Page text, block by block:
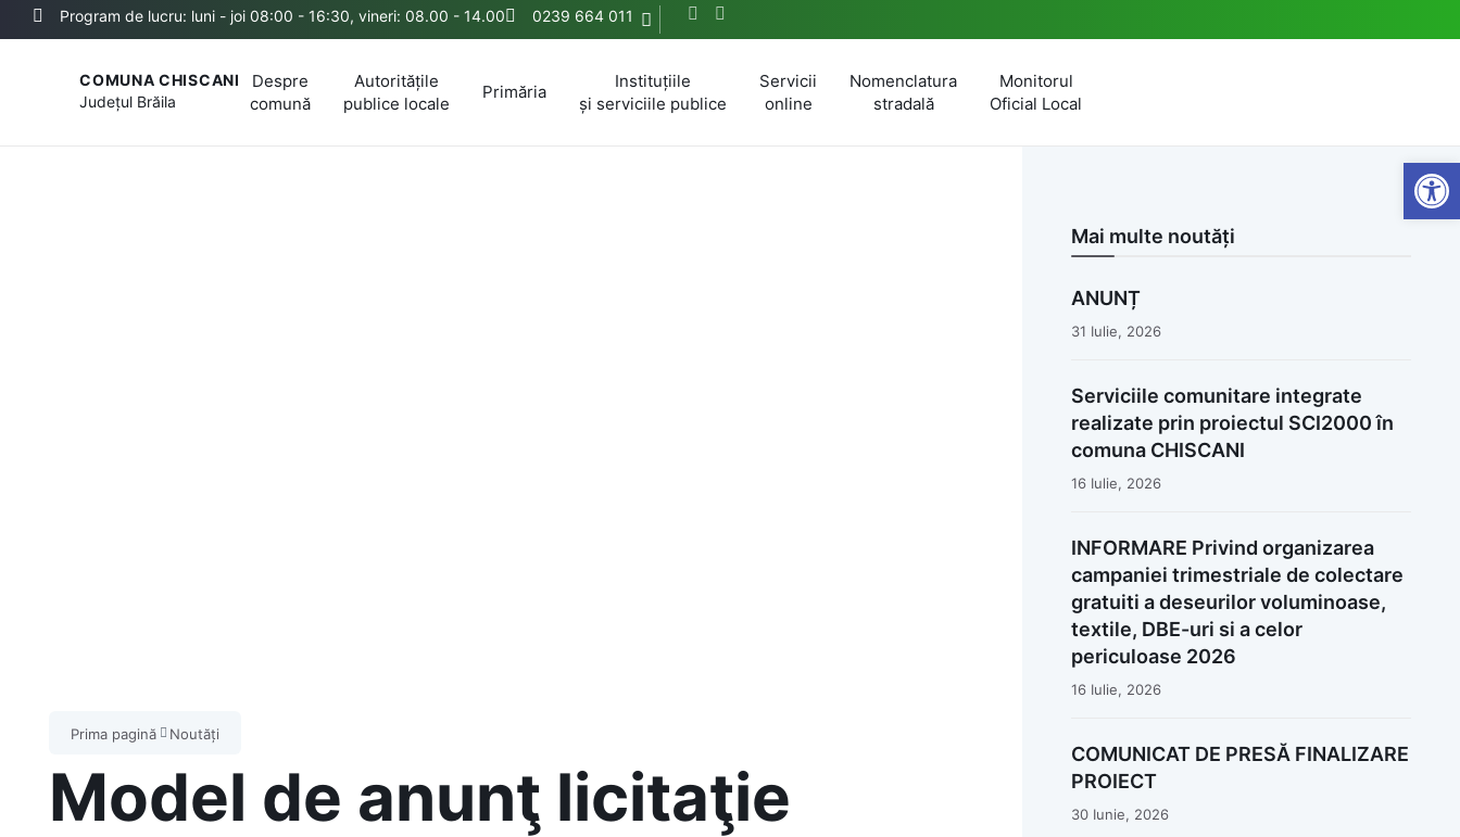
Program de lucru: luni - joi 08:00 - 16:30, vineri: 08.00 - 14.00 0239 664 011
COMUNA CHISCANI
Județul Brăila
Despre
comună
Autoritățile
publice locale
Primăria
Instituțiile
și serviciile publice
Servicii
online
Nomenclatura
stradală
Monitorul
Oficial Local
Prima pagină Noutăți
Model de anunţ licitaţie
Mai multe noutăți
ANUNȚ
31 Iulie, 2026
Serviciile comunitare integrate
realizate prin proiectul SCI2000 în
comuna CHISCANI
16 Iulie, 2026
INFORMARE Privind organizarea
campaniei trimestriale de colectare
gratuiti a deseurilor voluminoase,
textile, DBE-uri si a celor
periculoase 2026
16 Iulie, 2026
COMUNICAT DE PRESĂ FINALIZARE
PROIECT
30 Iunie, 2026